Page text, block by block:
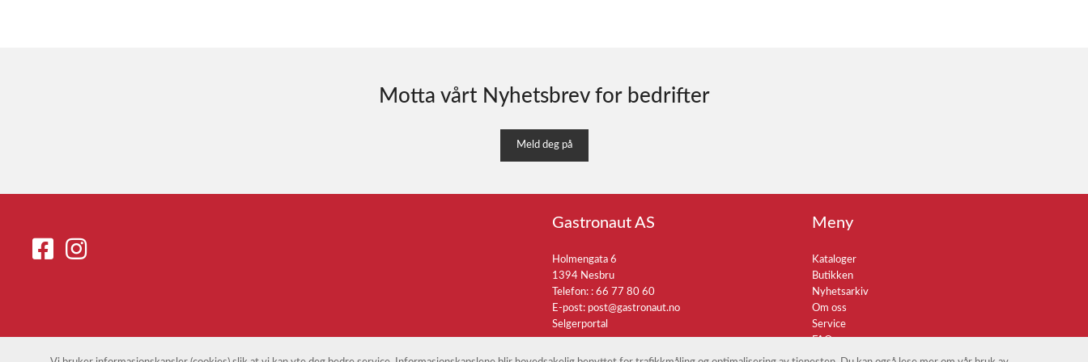
Motta vårt Nyhetsbrev for bedrifter
Meld deg på
Gastronaut AS
Holmengata 6
1394 Nesbru
Telefon: : 66 77 80 60
E-post: post@gastronaut.no
Selgerportal
Meny
Kataloger
Butikken
Nyhetsarkiv
Om oss
Service
FAQ